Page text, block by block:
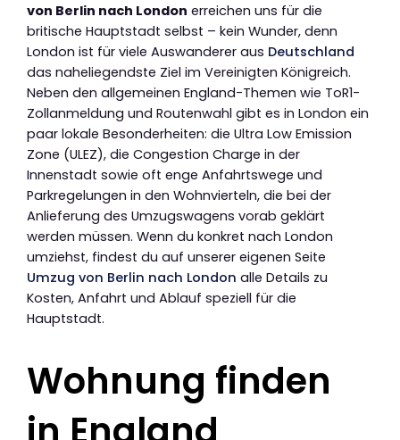
von Berlin nach London erreichen uns für die
britische Hauptstadt selbst – kein Wunder, denn
London ist für viele Auswanderer aus Deutschland
das naheliegendste Ziel im Vereinigten Königreich.
Neben den allgemeinen England-Themen wie ToR1-
Zollanmeldung und Routenwahl gibt es in London ein
paar lokale Besonderheiten: die Ultra Low Emission
Zone (ULEZ), die Congestion Charge in der
Innenstadt sowie oft enge Anfahrtswege und
Parkregelungen in den Wohnvierteln, die bei der
Anlieferung des Umzugswagens vorab geklärt
werden müssen. Wenn du konkret nach London
umziehst, findest du auf unserer eigenen Seite
Umzug von Berlin nach London alle Details zu
Kosten, Anfahrt und Ablauf speziell für die
Hauptstadt.
Wohnung finden